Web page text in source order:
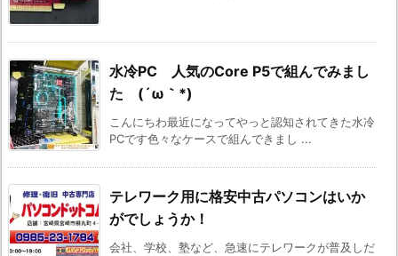
水冷PC 人気のCore P5で組んでみまし
た (´ω｀*)
こんにちわ最近になってやっと認知されてきた水冷
PCです色々なケースで組んできまし ...
テレワーク用に格安中古パソコンはいか
がでしょうか！
会社、学校、塾など、急速にテレワークが普及しだ